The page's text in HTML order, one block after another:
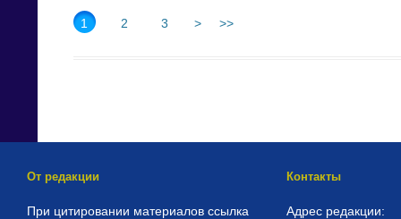
1 2 3 > >>
От редакции
При цитировании материалов ссылка
Контакты
Адрес редакции: